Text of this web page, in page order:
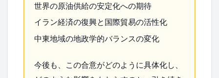
世界の原油供給の安定化への期待
イラン経済の復興と国際貿易の活性化
中東地域の地政学的バランスの変化
今後も、この合意がどのように具体化し、